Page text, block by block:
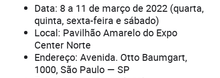
Data: 8 a 11 de março de 2022 (quarta,
quinta, sexta-feira e sábado)
Local: Pavilhão Amarelo do Expo
Center Norte
Endereço: Avenida. Otto Baumgart,
1000, São Paulo — SP